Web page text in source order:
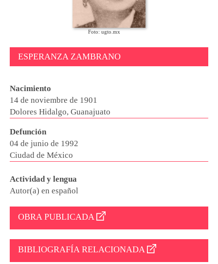
Foto: ugto.mx
ESPERANZA ZAMBRANO
Nacimiento
14 de noviembre de 1901
Dolores Hidalgo, Guanajuato
Defunción
04 de junio de 1992
Ciudad de México
Actividad y lengua
Autor(a) en español
OBRA PUBLICADA
BIBLIOGRAFÍA RELACIONADA